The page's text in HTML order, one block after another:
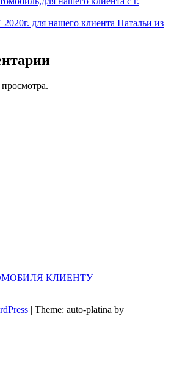
для нашего клиента Натальи из
КЛИЕНТУ
| Theme: auto-platina by